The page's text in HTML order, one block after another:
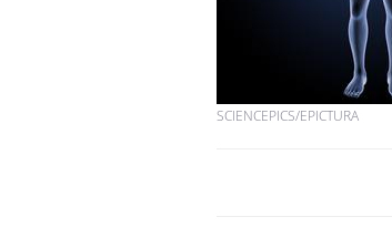
SCIENCEPICS/EPICTURA